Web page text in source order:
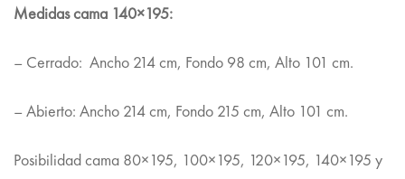
Medidas cama 140×195:
– Cerrado: Ancho 214 cm, Fondo 98 cm, Alto 101 cm.
– Abierto: Ancho 214 cm, Fondo 215 cm, Alto 101 cm.
Posibilidad cama 80×195, 100×195, 120×195, 140×195 y